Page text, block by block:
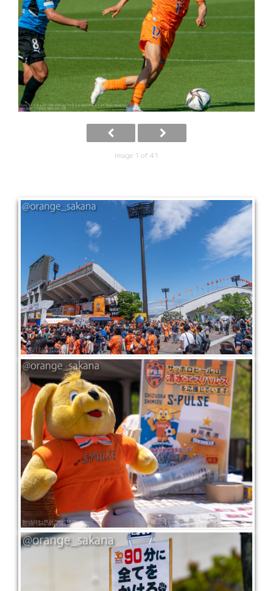
Image 1 of 41